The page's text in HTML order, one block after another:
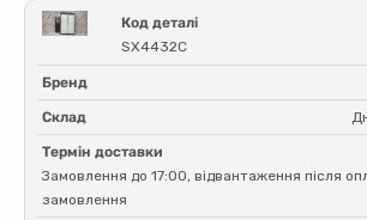
Код деталі
SX4432C
Бренд
Склад
Термін доставки
Замовлення до 17:00, відвантаження після
замовлення